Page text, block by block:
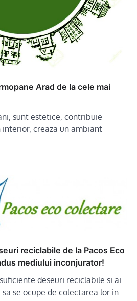
Arad de la cele mai
sunt estetice, contribuie
creaza un ambiant
reciclabile de la Pacos Eco
mediului inconjurator!
deseuri reciclabile si ai
se ocupe de colectarea lor in…